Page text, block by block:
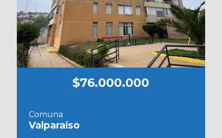
$76.000.000
Comuna
Valparaíso